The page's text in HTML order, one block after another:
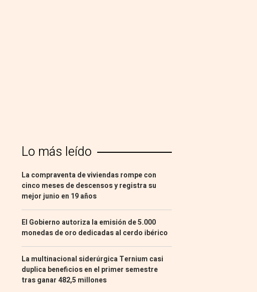
Lo más leído
La compraventa de viviendas rompe con
cinco meses de descensos y registra su
mejor junio en 19 años
El Gobierno autoriza la emisión de 5.000
monedas de oro dedicadas al cerdo ibérico
La multinacional siderúrgica Ternium casi
duplica beneficios en el primer semestre
tras ganar 482,5 millones